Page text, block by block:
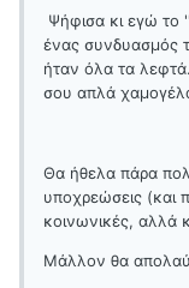
Ψήφισα κι εγώ το
ένας συνδυασμός
ήταν όλα τα
σου απλά
Θα ήθελα πάρα
υποχρεώσεις (και
κοινωνικές, αλλά
Μάλλον θα